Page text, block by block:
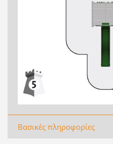
Βασικές πληροφορίες